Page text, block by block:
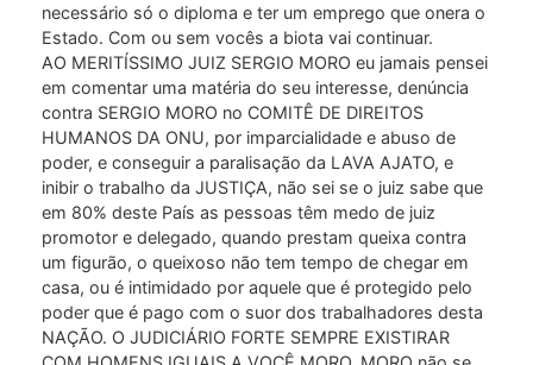
necessário só o diploma e ter um emprego que onera o
Estado. Com ou sem vocês a biota vai continuar.
AO MERITÍSSIMO JUIZ SERGIO MORO eu jamais pensei
em comentar uma matéria do seu interesse, denúncia
contra SERGIO MORO no COMITÊ DE DIREITOS
HUMANOS DA ONU, por imparcialidade e abuso de
poder, e conseguir a paralisação da LAVA AJATO, e
inibir o trabalho da JUSTIÇA, não sei se o juiz sabe que
em 80% deste País as pessoas têm medo de juiz
promotor e delegado, quando prestam queixa contra
um figurão, o queixoso não tem tempo de chegar em
casa, ou é intimidado por aquele que é protegido pelo
poder que é pago com o suor dos trabalhadores desta
NAÇÃO. O JUDICIÁRIO FORTE SEMPRE EXISTIRAR